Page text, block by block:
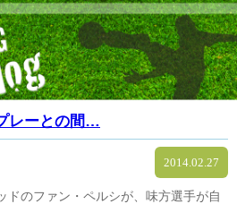
レーとの間…
2014.02.27
ドのファン・ペルシが、味方選手が自